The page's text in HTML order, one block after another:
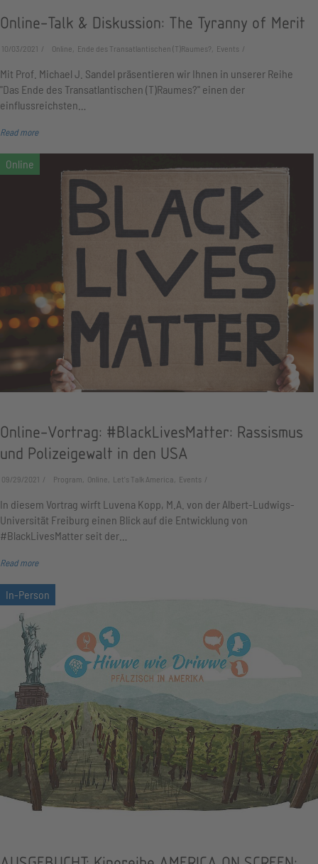
Online-Talk & Diskussion: The Tyranny of Merit
10/03/2021 Online, Ende des Transatlantischen (T)Raumes?, Events
Mit Prof. Michael J. Sandel präsentieren wir Ihnen in unserer Reihe
"Das Ende des Transatlantischen (T)Raumes?" einen der
einflussreichsten…
Read more
Online-Vortrag: #BlackLivesMatter: Rassismus
und Polizeigewalt in den USA
09/29/2021 Program, Online, Let's Talk America, Events
In diesem Vortrag wirft Luvena Kopp, M.A. von der Albert-Ludwigs-
Universität Freiburg einen Blick auf die Entwicklung von
#BlackLivesMatter seit der…
Read more